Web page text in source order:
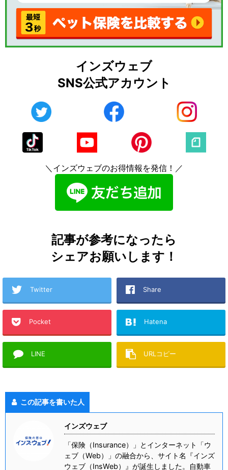
インズウェブ
SNS公式アカウント
＼インズウェブのお得情報を発信！／
記事が参考になったら
シェアお願いします！
Twitter Share
Pocket Hatena
LINE URLコピー
この記事を書いた人
インズウェブ
「保険（Insurance）」とインターネット「ウ
ェブ（Web）」の融合から、サイト名『インズ
ウェブ（InsWeb）』が誕生しました。自動車